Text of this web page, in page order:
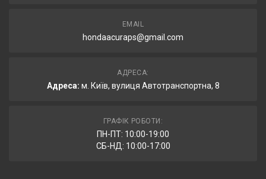
EMAIL
hondaacuraps@gmail.com
АДРЕСА:
Адреса: м. Київ, вулиця Автотранспортна, 8
ГРАФІК РОБОТИ:
ПН-ПТ: 10:00-19:00
СБ-НД: 10:00-17:00